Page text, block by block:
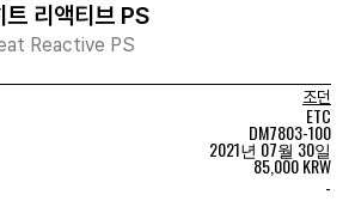
리액티브 PS
Reactive PS
조던
ETC
DM7803-100
2021년 07월 30일
85,000 KRW
-